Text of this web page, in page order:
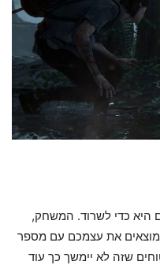
היא כדי לשרוד. המשחק,
את עצמכם עם מספר
שזה לא יימשך כך עוד